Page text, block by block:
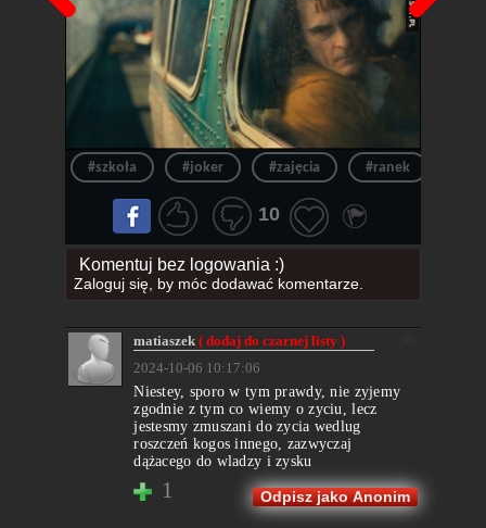
#szkoła #joker #zajęcia #ranek
10
Komentuj bez logowania :)
Zaloguj się, by móc dodawać komentarze.
matiaszek( dodaj do czarnej listy )
2024-10-06 10:17:06
Niestey, sporo w tym prawdy, nie zyjemy
zgodnie z tym co wiemy o zyciu, lecz
jestesmy zmuszani do zycia wedlug
roszczeń kogos innego, zazwyczaj
dążacego do wladzy i zysku
1 Odpisz jako Anonim